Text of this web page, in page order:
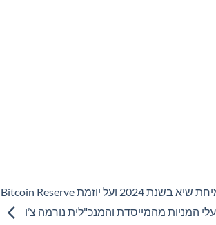
DDC מכריזה על צמיחת שיא בשנת 2024 ועל יוזמת Bitcoin Reserve
המניות מהמייסדת והמנכ"לית נורמה צ’ו